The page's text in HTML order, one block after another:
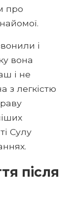
про
і
вона
і не
з легкістю
Сулу
після